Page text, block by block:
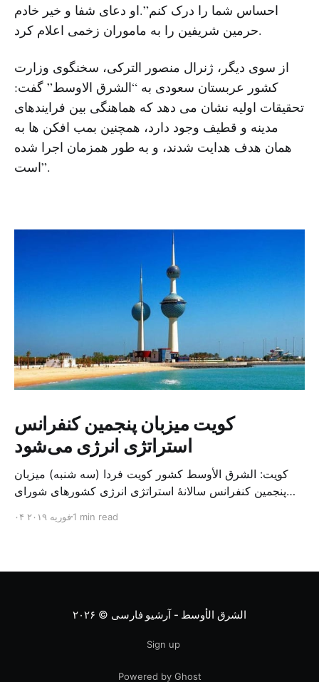
احساس شما را درک کنم”.او دعای شفا و خیر خادم
حرمین شریفین را به ماموران زخمی اعلام کرد.
از سوی دیگر، ژنرال منصور الترکی، سخنگوی وزارت
کشور عربستان سعودی به “الشرق الاوسط” گفت:
تحقیقات اولیه نشان می دهد که هماهنگی بین فرایندهای
مدینه و قطیف وجود دارد، همچنین بمب افکن ها به
همان هدف هدایت شدند، و به طور همزمان اجرا شده
است”.
کویت میزبان پنجمین کنفرانس
استراتژی انرژی می‌شود
کویت: الشرق الأوسط کشور کویت فردا (سه شنبه) میزبان
پنجمین کنفرانس سالانهٔ استراتژی انرژی کشورهای شورای
متخصص از شرکت‌های جهانی نفت و گاز در این کنفرانس
۰۴ فوریه ۲۰۱۹1 min read
الشرق الأوسط - آرشیو فارسی © ۲۰۲۶
Sign up
Powered by Ghost